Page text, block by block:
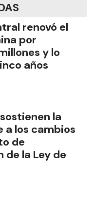
renovó el
por
y lo
años
la
a los cambios
de
la Ley de